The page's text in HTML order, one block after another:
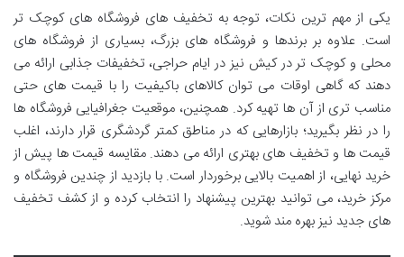
یکی از مهم ترین نکات، توجه به تخفیف های فروشگاه های کوچک تر
است. علاوه بر برندها و فروشگاه های بزرگ، بسیاری از فروشگاه های
محلی و کوچک تر در کیش نیز در ایام حراجی، تخفیفات جذابی ارائه می
دهند که گاهی اوقات می توان کالاهای باکیفیت را با قیمت های حتی
مناسب تری از آن ها تهیه کرد. همچنین، موقعیت جغرافیایی فروشگاه ها
را در نظر بگیرید؛ بازارهایی که در مناطق کمتر گردشگری قرار دارند، اغلب
قیمت ها و تخفیف های بهتری ارائه می دهند. مقایسه قیمت ها پیش از
خرید نهایی، از اهمیت بالایی برخوردار است. با بازدید از چندین فروشگاه و
مرکز خرید، می توانید بهترین پیشنهاد را انتخاب کرده و از کشف تخفیف
های جدید نیز بهره مند شوید.